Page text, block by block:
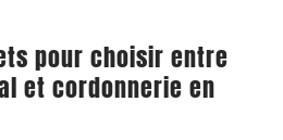
pour choisir entre
et cordonnerie en